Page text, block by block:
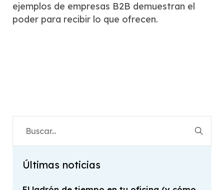
ejemplos de empresas B2B demuestran el
poder para recibir lo que ofrecen.
Últimas noticias